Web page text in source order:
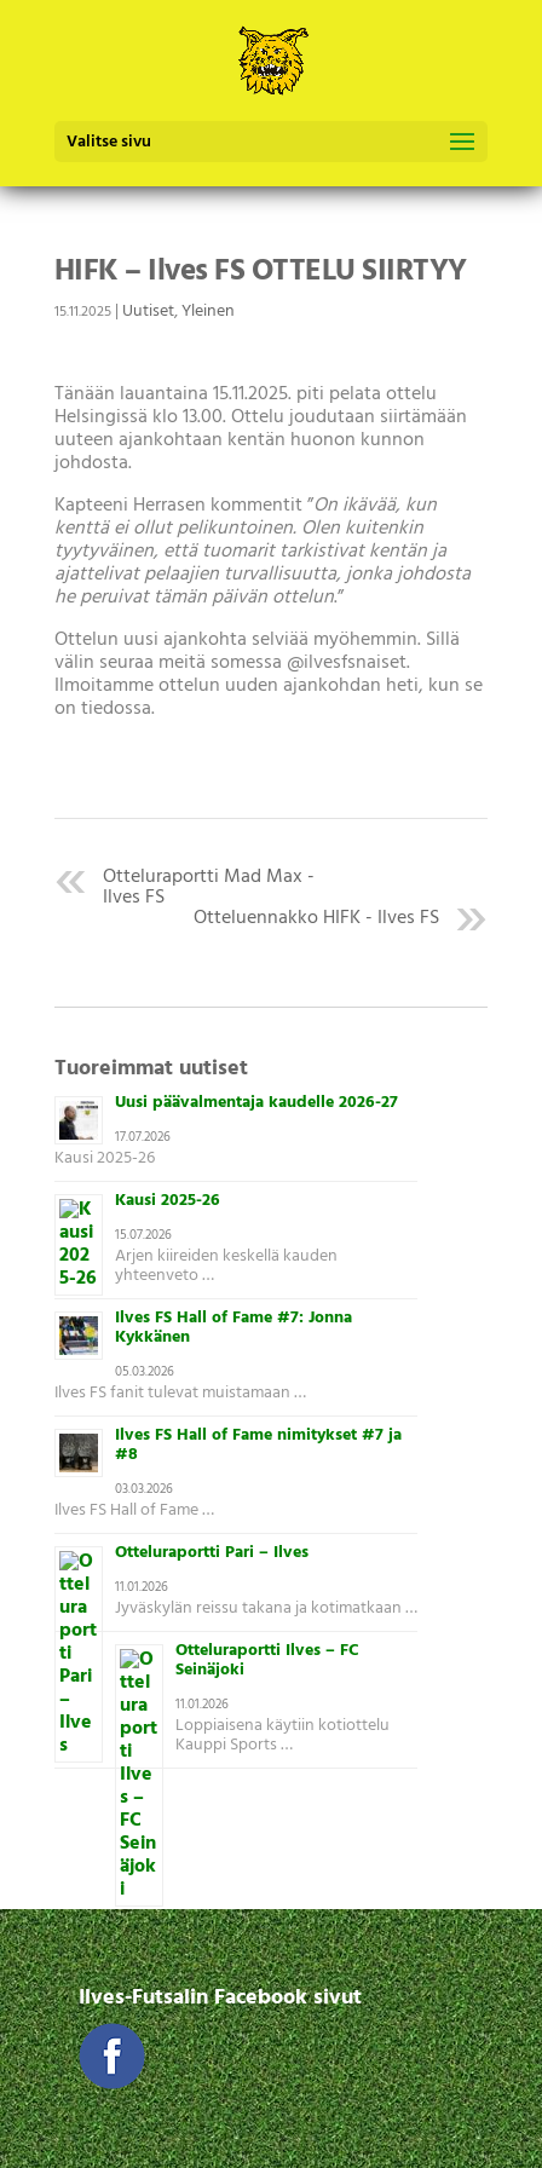
Valitse sivu
HIFK – Ilves FS OTTELU SIIRTYY
15.11.2025| Uutiset,Yleinen
Tänään lauantaina 15.11.2025. piti pelata ottelu
Helsingissä klo 13.00. Ottelu joudutaan siirtämään
uuteen ajankohtaan kentän huonon kunnon
johdosta.
Kapteeni Herrasen kommentit ”On ikävää, kun
kenttä ei ollut pelikuntoinen. Olen kuitenkin
tyytyväinen, että tuomarit tarkistivat kentän ja
ajattelivat pelaajien turvallisuutta, jonka johdosta
he peruivat tämän päivän ottelun.”
Ottelun uusi ajankohta selviää myöhemmin. Sillä
välin seuraa meitä somessa @ilvesfsnaiset.
Ilmoitamme ottelun uuden ajankohdan heti, kun se
on tiedossa.
Otteluraportti Mad Max -
Ilves FS
Otteluennakko HIFK - Ilves FS
Tuoreimmat uutiset
Uusi päävalmentaja kaudelle 2026-27
17.07.2026
Kausi 2025-26
Kausi 2025-26
15.07.2026
Arjen kiireiden keskellä kauden
yhteenveto …
Ilves FS Hall of Fame #7: Jonna
Kykkänen
05.03.2026
Ilves FS fanit tulevat muistamaan …
Ilves FS Hall of Fame nimitykset #7 ja
#8
03.03.2026
Ilves FS Hall of Fame …
Otteluraportti Pari – Ilves
11.01.2026
Jyväskylän reissu takana ja kotimatkaan …
Otteluraportti Ilves – FC
Seinäjoki
11.01.2026
Loppiaisena käytiin kotiottelu
Kauppi Sports …
Ilves-Futsalin Facebook sivut